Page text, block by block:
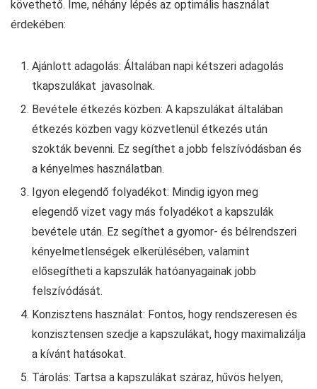
követhető. Íme, néhány lépés az optimális használat
érdekében:
Ajánlott adagolás: Általában napi kétszeri adagolás
tkapszulákat javasolnak.
Bevétele étkezés közben: A kapszulákat általában
étkezés közben vagy közvetlenül étkezés után
szokták bevenni. Ez segíthet a jobb felszívódásban és
a kényelmes használatban.
Igyon elegendő folyadékot: Mindig igyon meg
elegendő vizet vagy más folyadékot a kapszulák
bevétele után. Ez segíthet a gyomor- és bélrendszeri
kényelmetlenségek elkerülésében, valamint
elősegítheti a kapszulák hatóanyagainak jobb
felszívódását.
Konzisztens használat: Fontos, hogy rendszeresen és
konzisztensen szedje a kapszulákat, hogy maximalizálja
a kívánt hatásokat.
Tárolás: Tartsa a kapszulákat száraz, hűvös helyen,